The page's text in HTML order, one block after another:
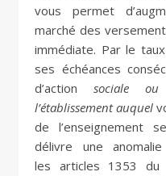
vous permet
marché des
immédiate. Par le
ses échéances
d’action sociale
l’établissement auquel
de l’enseignement
délivre une
les articles 1353 du